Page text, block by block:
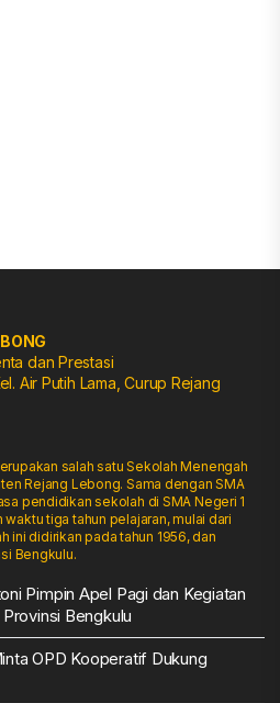
dan Prestasi
Air Putih Lama, Curup Rejang
salah satu Sekolah Menengah
Rejang Lebong. Sama dengan SMA
pendidikan sekolah di SMA Negeri 1
tiga tahun pelajaran, mulai dari
ini didirikan pada tahun 1956, dan
Bengkulu.
Pimpin Apel Pagi dan Kegiatan
Bengkulu
OPD Kooperatif Dukung